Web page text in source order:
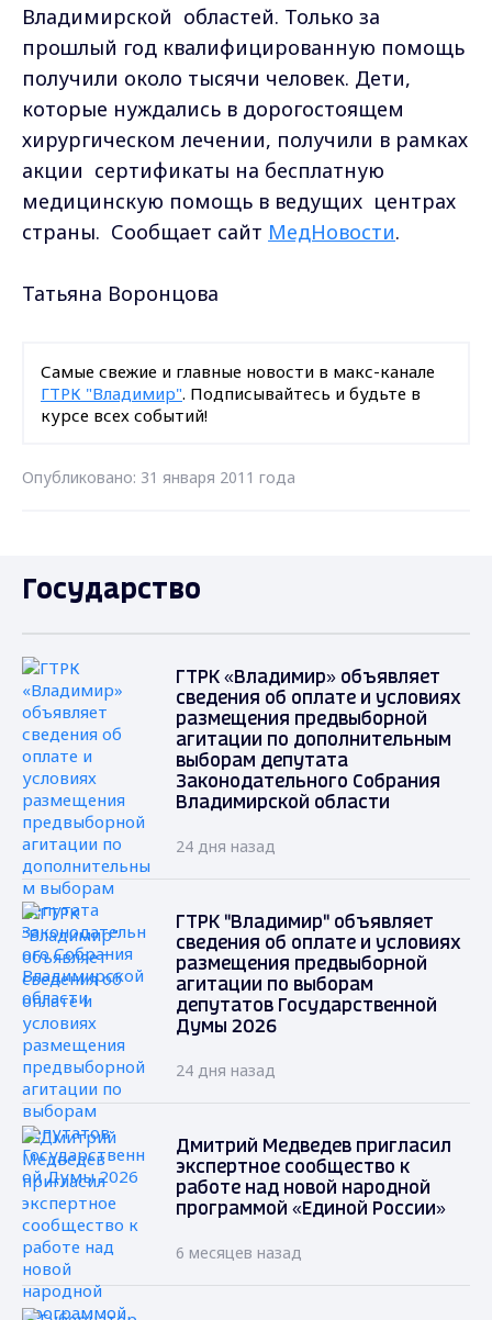
Владимирской областей. Только за
прошлый год квалифицированную помощь
получили около тысячи человек. Дети,
которые нуждались в дорогостоящем
хирургическом лечении, получили в рамках
акции сертификаты на бесплатную
медицинскую помощь в ведущих центрах
страны. Сообщает сайт МедНовости.
Татьяна Воронцова
Самые свежие и главные новости в макс-канале
ГТРК "Владимир". Подписывайтесь и будьте в
курсе всех событий!
Опубликовано: 31 января 2011 года
Государство
ГТРК «Владимир» объявляет
сведения об оплате и условиях
размещения предвыборной
агитации по дополнительным
выборам депутата
Законодательного Собрания
Владимирской области
24 дня назад
ГТРК "Владимир" объявляет
сведения об оплате и условиях
размещения предвыборной
агитации по выборам
депутатов Государственной
Думы 2026
24 дня назад
Дмитрий Медведев пригласил
экспертное сообщество к
работе над новой народной
программой «Единой России»
6 месяцев назад